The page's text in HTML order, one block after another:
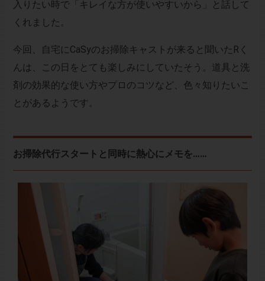
入りたい時で「キレイな方が使いやすいから」と話して
くれました。
今回、自宅にCaSyのお掃除キャストが来ると聞いたRく
んは、この日をとても楽しみにしていたそう。道具と洗
剤の効果的な使い方やプロのコツなど、色々知りたいこ
とがあるようです。
お掃除代行スタートと同時に熱心にメモを……